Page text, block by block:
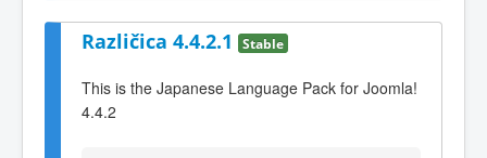
Različica 4.4.2.1 Stable
This is the Japanese Language Pack for Joomla!
4.4.2